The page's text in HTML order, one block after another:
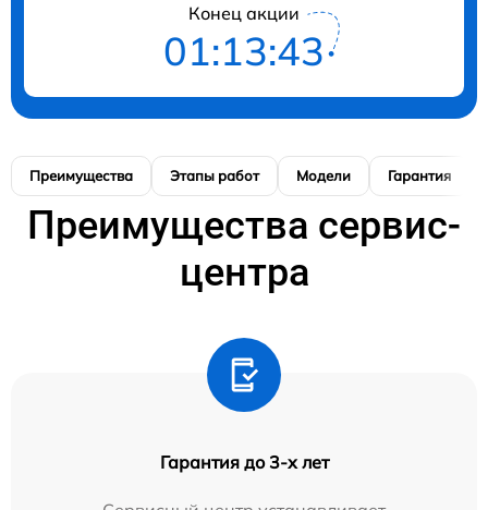
Конец акции
01:13:42
Преимущества Этапы работ Модели Гарантия
Преимущества сервис-
центра
Гарантия до 3-х лет